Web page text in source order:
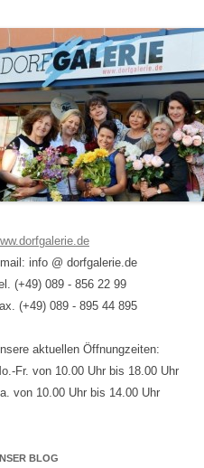
info @ dorfgalerie.de
(+49) 089 - 856 22 99
(+49) 089 - 895 44 895
aktuellen Öffnungzeiten:
Fr. von 10.00 Uhr bis 18.00 Uhr
von 10.00 Uhr bis 14.00 Uhr
BLOG